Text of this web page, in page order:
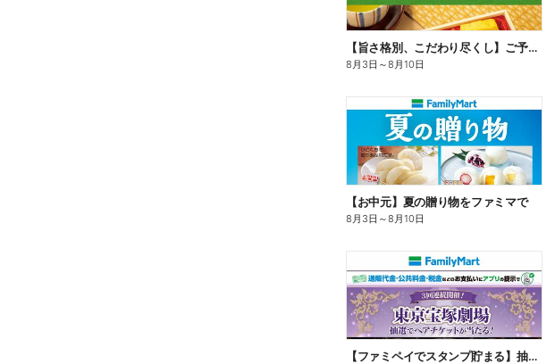
【旨さ格別、こだわり尽くし】ご予約弁当
8月3日 ～8月10日
【お中元】夏の贈り物をファミマで
8月3日 ～8月10日
【ファミペイでスタンプ貯まる】抽選でペアチケットが当たる!